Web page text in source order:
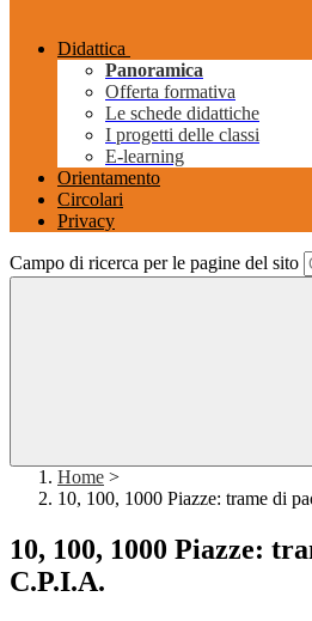
Didattica
Panoramica
Offerta formativa
Le schede didattiche
I progetti delle classi
E-learning
Orientamento
Circolari
Privacy
Campo di ricerca per le pagine del sito
Home >
10, 100, 1000 Piazze: trame di
10, 100, 1000 Piazze:
C.P.I.A.